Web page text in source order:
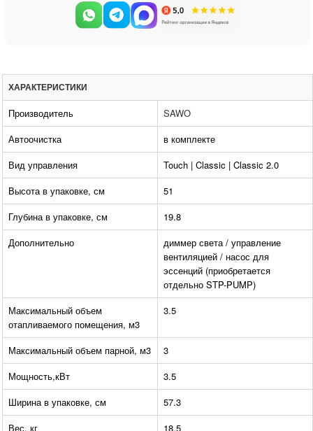
ХАРАКТЕРИСТИКИ
Производитель
SAWO
Автоочистка
в комплекте
Вид управления
Touch | Classic | Classic 2.0
Высота в упаковке, см
51
Глубина в упаковке, см
19.8
Дополнительно
диммер света / управление
вентиляцией / насос для
эссенций (приобретается
отдельно STP-PUMP)
Максимальный объем
отапливаемого помещения, м3
3.5
Максимальный объем парной, м3
3
Мощность,кВт
3.5
Ширина в упаковке, см
57.3
Вес, кг
18.5